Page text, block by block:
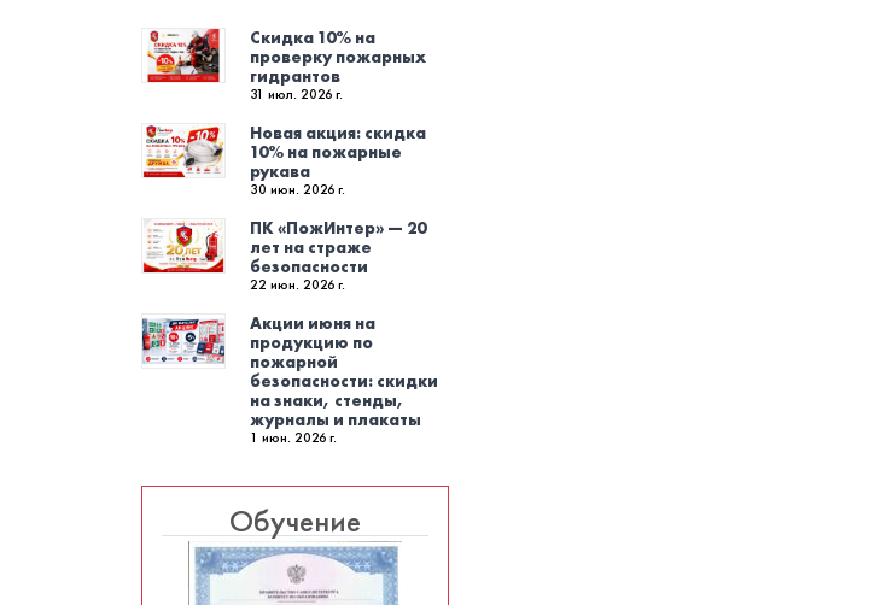
Скидка 10% на
проверку пожарных
гидрантов
31 июл. 2026 г.
Новая акция: скидка
10% на пожарные
рукава
30 июн. 2026 г.
ПК «ПожИнтер» — 20
лет на страже
безопасности
22 июн. 2026 г.
Акции июня на
продукцию по
пожарной
безопасности: скидки
на знаки, стенды,
журналы и плакаты
1 июн. 2026 г.
Обучение